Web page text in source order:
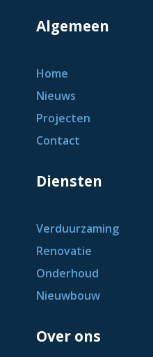
Algemeen
Home
Nieuws
Projecten
Contact
Diensten
Verduurzaming
Renovatie
Onderhoud
Nieuwbouw
Over ons